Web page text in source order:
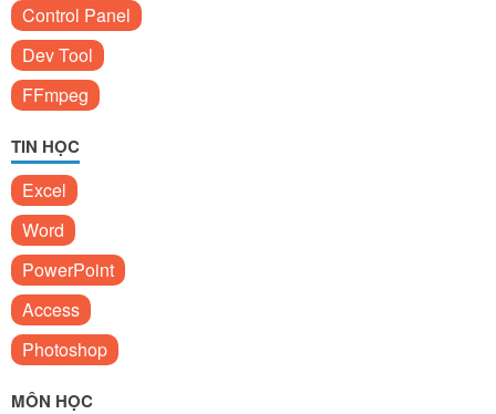
Control Panel
Dev Tool
FFmpeg
TIN HỌC
Excel
Word
PowerPoint
Access
Photoshop
MÔN HỌC